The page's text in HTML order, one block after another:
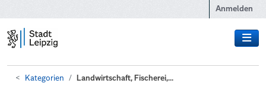
Anmelden
Kategorien Landwirtschaft, Fischerei,...